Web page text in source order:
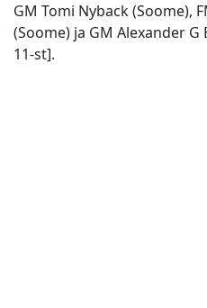
GM Tomi Nyback (Soome),
(Soome) ja GM Alexander G
11-st].